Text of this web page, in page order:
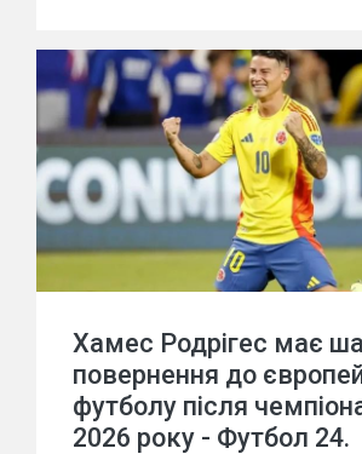
Хамес Родрігес має
повернення до
футболу після
2026 року - Футбол 24.